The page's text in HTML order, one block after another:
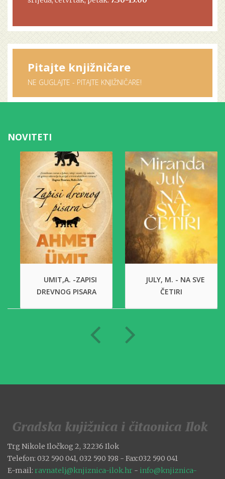
Pitajte knjižničare
NE GUGLAJTE - PITAJTE KNJIŽNIČARE!
NOVITETI
UMIT,A. -ZAPISI
DREVNOG PISARA
JULY, M. - NA SVE
ČETIRI
Trg Nikole Iločkog 2, 32236 Ilok
Telefon: 032 590 041, 032 590 198 - Fax:032 590 041
E-mail: ravnatelj@knjiznica-ilok.hr - info@knjiznica-